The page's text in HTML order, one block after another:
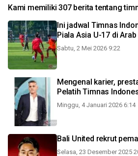
Kami memiliki 307 berita tentang
Ini jadwal Timnas
Piala Asia U-17 di Arab
Sabtu, 2 Mei 2026 9:22
Mengenal karier,
Pelatih Timnas
Minggu, 4 Januari 2026 6:14
Bali United rekrut
Selasa, 23 Desember 2025